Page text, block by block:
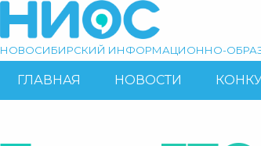
основному
Поиск
НОВОСИБИРСКИЙ ИНФОРМАЦИОННО-
ОСНОВНАЯ
ГЛАВНАЯ НОВОСТИ